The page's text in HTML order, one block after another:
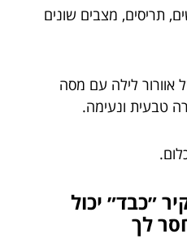
תריסים, מצבים שונים
אוורור לילה עם מסה
טבעית ונעימה.
״כבד״ יכול
לך